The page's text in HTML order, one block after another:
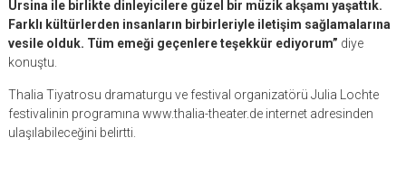
Ursina ile birlikte dinleyicilere güzel bir müzik akşamı yaşattık.
Farklı kültürlerden insanların birbirleriyle iletişim sağlamalarına
vesile olduk. Tüm emeği geçenlere teşekkür ediyorum” diye
konuştu.
Thalia Tiyatrosu dramaturgu ve festival organizatörü Julia Lochte
festivalinin programına www.thalia-theater.de internet adresinden
ulaşılabileceğini belirtti.